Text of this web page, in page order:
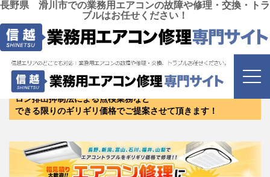
長野県 滑川市での業務用エアコンの故障や修理・交換・トラ
ブルはお任せください！
富山県 滑川市にお住まいのお客様は是非お問い合わせく
ださい！
修理・リニューアル・新設・エアコンクリーニング・保守・フ
ロン排出抑制法による点検業務など
できる限りのギリギリ価格でご提案させて頂きます！